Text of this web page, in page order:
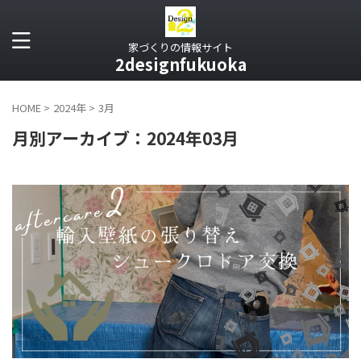
家づくりの情報サイト
2designfukuoka
HOME > 2024年 > 3月
月別アーカイブ：2024年03月